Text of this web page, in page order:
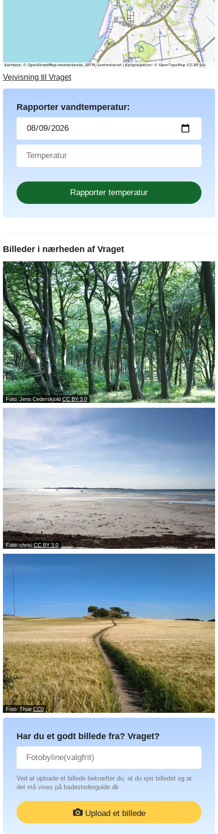
Vejvisning til Vraget
Rapporter vandtemperatur:
Billeder i nærheden af Vraget
Foto: Jens Cederskjold CC BY 3.0
Foto: chrisi CC BY 3.0
Foto: Thue CC0
Har du et godt billede fra? Vraget?
Ved at uploade et billede bekræfter du, at du ejer billedet og at
det må vises på badestederguide.dk
Upload et billede